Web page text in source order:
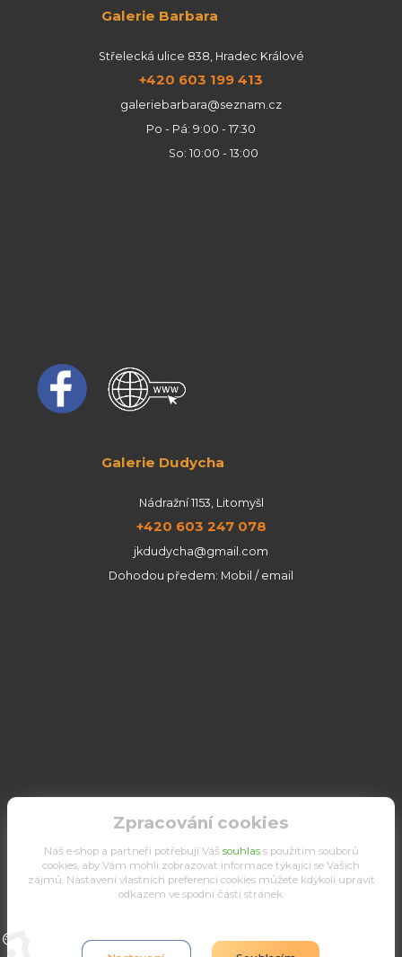
Galerie Barbara
Střelecká ulice 838, Hradec Králové
+420 603 199 413
galeriebarbara@seznam.cz
Po - Pá: 9:00 - 17:30
So: 10:00 - 13:00
Galerie Dudycha
Nádražní 1153, Litomyšl
+420 603 247 078
jkdudycha@gmail.com
Dohodou předem: Mobil / email
Upravit sběr cookies.
Zpracování cookies
Náš e-shop a partneři potřebují Váš souhlass použitím souborů
cookies, aby Vám mohli zobrazovat informace týkající se Vašich
zájmů. Nastavení vlastních preferencí cookies můžete kdykoli upravit
odkazem ve spodní části stránek.